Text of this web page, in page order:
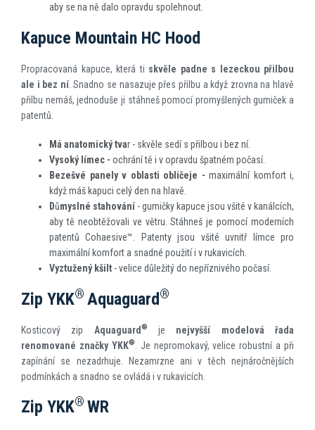
aby se na ně dalo opravdu spolehnout.
Kapuce Mountain HC Hood
Propracovaná kapuce, která ti skvěle padne s lezeckou přilbou
ale i bez ní. Snadno se nasazuje přes přilbu a když zrovna na hlavě
přilbu nemáš, jednoduše ji stáhneš pomocí promyšlených gumiček a
patentů.
Má anatomický tvar - skvěle sedí s přilbou i bez ní.
Vysoký límec - ochrání tě i v opravdu špatném počasí.
Bezešvé panely v oblasti obličeje - maximální komfort i,
když máš kapuci celý den na hlavě.
Důmyslné stahování - gumičky kapuce jsou všité v kanálcích,
aby tě neobtěžovali ve větru. Stáhneš je pomocí moderních
patentů Cohaesive™. Patenty jsou všité uvnitř límce pro
maximální komfort a snadné použití i v rukavicích.
Vyztužený kšilt - velice důležitý do nepříznivého počasí.
Zip YKK® Aquaguard®
Kosticový zip Aquaguard® je nejvyšší modelová řada
renomované značky YKK®
. Je nepromokavý, velice robustní a při
zapínání se nezadrhuje. Nezamrzne ani v těch nejnáročnějších
podmínkách a snadno se ovládá i v rukavicích.
Zip YKK® WR